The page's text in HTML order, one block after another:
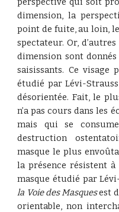
dimension, la
point de fuite, au loin,
spectateur. Or,
dimension sont
saisissants. Ce
étudié par Lévi-
désorientée. Fait, le
n’a pas cours dans les
mais qui se
destruction
masque le plus
la présence résistent
masque étudié par
la Voie des Masquesest
orientable, non